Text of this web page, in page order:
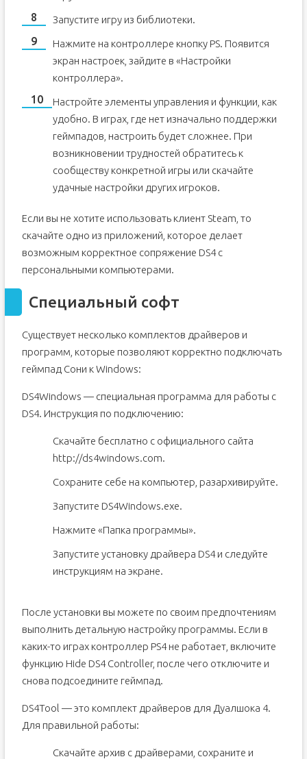
Запустите игру из библиотеки.
Нажмите на контроллере кнопку PS. Появится
экран настроек, зайдите в «Настройки
контроллера».
Настройте элементы управления и функции, как
удобно. В играх, где нет изначально поддержки
геймпадов, настроить будет сложнее. При
возникновении трудностей обратитесь к
сообществу конкретной игры или скачайте
удачные настройки других игроков.
Если вы не хотите использовать клиент Steam, то
скачайте одно из приложений, которое делает
возможным корректное сопряжение DS4 c
персональными компьютерами.
Специальный софт
Существует несколько комплектов драйверов и
программ, которые позволяют корректно подключать
геймпад Сони к Windows:
DS4Windows — специальная программа для работы с
DS4. Инструкция по подключению:
Скачайте бесплатно с официального сайта
http://ds4windows.com.
Сохраните себе на компьютер, разархивируйте.
Запустите DS4Windows.exe.
Нажмите «Папка программы».
Запустите установку драйвера DS4 и следуйте
инструкциям на экране.
После установки вы можете по своим предпочтениям
выполнить детальную настройку программы. Если в
каких-то играх контроллер PS4 не работает, включите
функцию Hide DS4 Controller, после чего отключите и
снова подсоедините геймпад.
DS4Tool — это комплект драйверов для Дуалшока 4.
Для правильной работы:
Скачайте архив с драйверами, сохраните и